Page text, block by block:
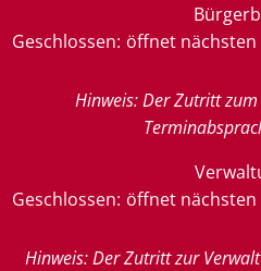
Klicken, um weitere
Geschlossen: öffnet nächsten
Hinweis: Der Zutritt
Klicken, um weitere
Geschlossen: öffnet nächsten
Hinweis: Der Zutritt zur